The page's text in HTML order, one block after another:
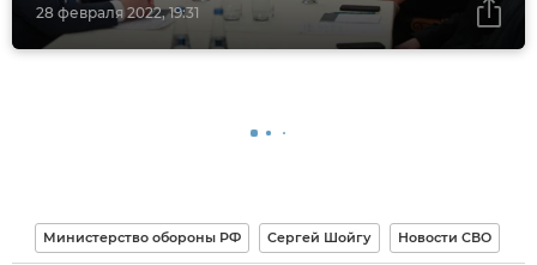
28 февраля 2022, 19:31
Министерство обороны РФ Сергей Шойгу Новости СВО